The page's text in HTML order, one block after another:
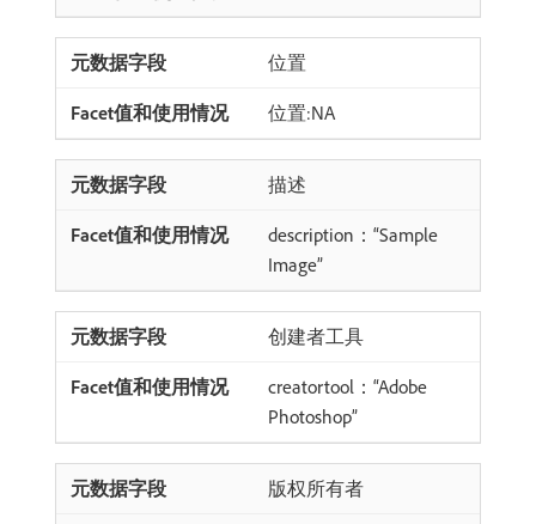
位置
位置:NA
描述
description：“Sample
Image”
创建者工具
creatortool：“Adobe
Photoshop”
版权所有者